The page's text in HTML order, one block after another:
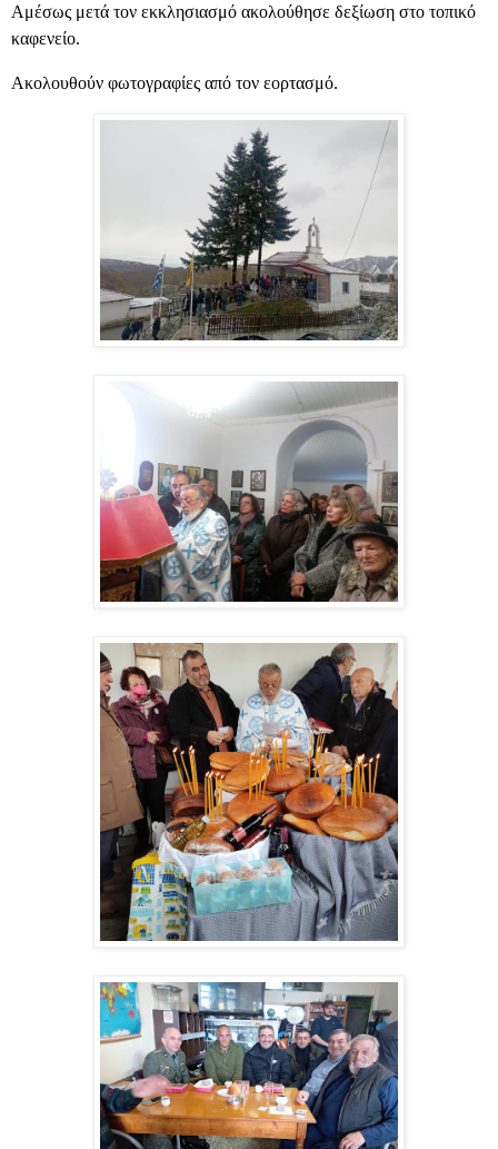
Αμέσως μετά τον εκκλησιασμό ακολούθησε δεξίωση στο τοπικό
καφενείο.
Ακολουθούν φωτογραφίες από τον εορτασμό.